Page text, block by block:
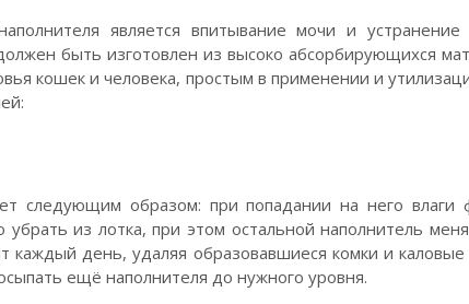
является впитывание мочи и устранение
быть изготовлен из высоко абсорбирующихся
кошек и человека, простым в применении и
следующим образом: при попадании на него влаги
убрать из лотка, при этом остальной наполнитель
каждый день, удаляя образовавшиеся комки и каловые
ещё наполнителя до нужного уровня.